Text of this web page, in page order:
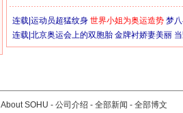
连载| 运动员超猛纹身 世界小姐为奥运造势 梦
连载| 北京奥运会上的双胞胎 金牌衬娇妻美丽
About SOHU - 公司介绍 - 全部新闻 - 全部博文